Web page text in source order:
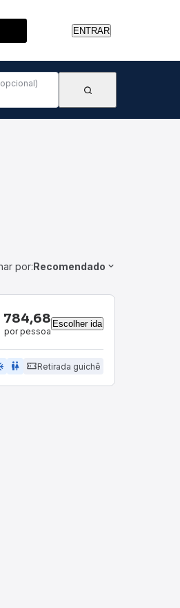
ENTRAR
por:Recomendado
784,68
por pessoa
Escolher ida
wc Retirada guichê